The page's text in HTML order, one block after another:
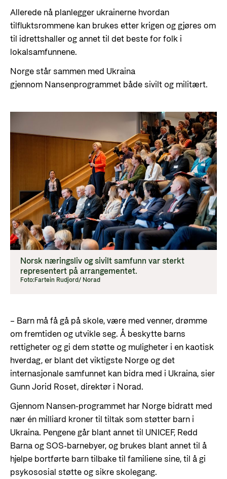
Allerede nå planlegger ukrainerne hvordan
tilfluktsrommene kan brukes etter krigen og gjøres om
til idrettshaller og annet til det beste for folk i
lokalsamfunnene.
Norge står sammen med Ukraina
gjennom Nansenprogrammet både sivilt og militært.
Norsk næringsliv og sivilt samfunn var sterkt
representert på arrangementet.
Foto:Fartein Rudjord/ Norad
– Barn må få gå på skole, være med venner, drømme
om fremtiden og utvikle seg. Å beskytte barns
rettigheter og gi dem støtte og muligheter i en kaotisk
hverdag, er blant det viktigste Norge og det
internasjonale samfunnet kan bidra med i Ukraina, sier
Gunn Jorid Roset, direktør i Norad.
Gjennom Nansen-programmet har Norge bidratt med
nær én milliard kroner til tiltak som støtter barn i
Ukraina. Pengene går blant annet til UNICEF, Redd
Barna og SOS-barnebyer, og brukes blant annet til å
hjelpe bortførte barn tilbake til familiene sine, til å gi
psykososial støtte og sikre skolegang.